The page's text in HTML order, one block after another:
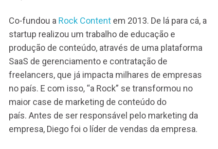
Co-fundou a Rock Contentem 2013. De lá para cá, a
startup realizou um trabalho de educação e
produção de conteúdo, através de uma plataforma
SaaS de gerenciamento e contratação de
freelancers, que já impacta milhares de empresas
no país. E com isso, “a Rock” se transformou no
maior case de marketing de conteúdo do
país. Antes de ser responsável pelo marketing da
empresa, Diego foi o líder de vendas da empresa.